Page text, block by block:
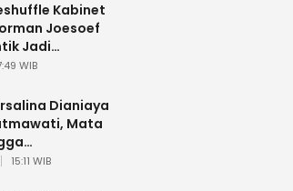
Kabinet
Joesoef
Jadi
WIB
Dianiaya
Mata
Polantas
15:11 WIB